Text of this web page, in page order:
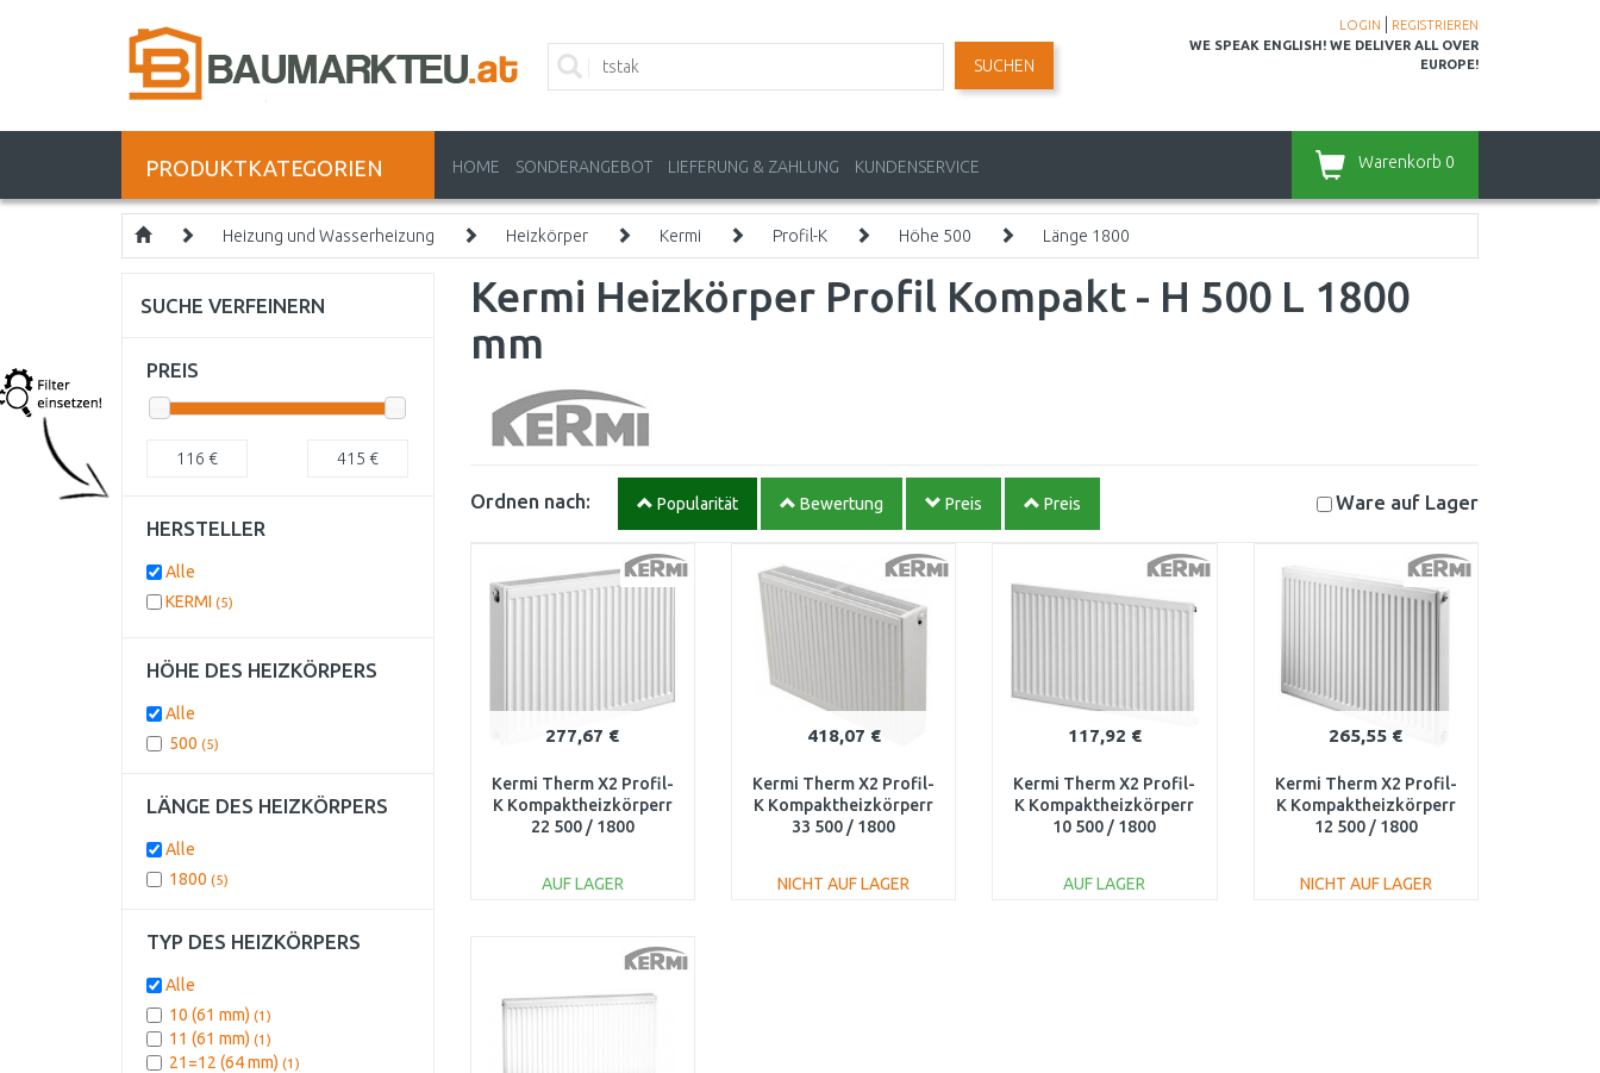
LOGIN
REGISTRIEREN
WE SPEAK ENGLISH! WE DELIVER ALL OVER
EUROPE!
SUCHEN
PRODUKTKATEGORIEN HOME SONDERANGEBOT LIEFERUNG & ZAHLUNG KUNDENSERVICE Warenkorb 0
Heizung und Wasserheizung Heizkörper Kermi Profil-K Höhe 500 Länge 1800
Kermi Heizkörper Profil Kompakt - H 500 L 1800
mm
Ordnen nach: Popularität Bewertung Preis Preis Ware auf Lager
277,67 €
Kermi Therm X2 Profil-
K Kompaktheizkörperr
22 500 / 1800
AUF LAGER
418,07 €
Kermi Therm X2 Profil-
K Kompaktheizkörperr
33 500 / 1800
NICHT AUF LAGER
117,92 €
Kermi Therm X2 Profil-
K Kompaktheizkörperr
10 500 / 1800
AUF LAGER
265,55 €
Kermi Therm X2 Profil-
K Kompaktheizkörperr
12 500 / 1800
NICHT AUF LAGER
SUCHE VERFEINERN
PREIS
116 € 415 €
HERSTELLER
Alle
KERMI (5)
HÖHE DES HEIZKÖRPERS
Alle
500 (5)
LÄNGE DES HEIZKÖRPERS
Alle
1800 (5)
TYP DES HEIZKÖRPERS
Alle
10 (61 mm) (1)
11 (61 mm) (1)
21=12 (64 mm) (1)